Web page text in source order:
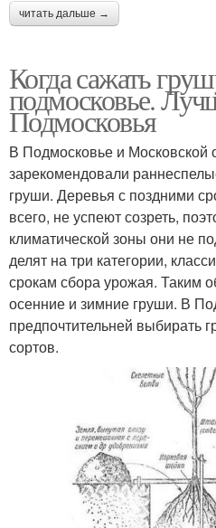
читать дальше →
Когда сажать
подмосковье.
Подмосковья
В Подмосковье и Московской
зарекомендовали
груши. Деревья с поздними
всего, не успеют созреть,
климатической зоны они не
делят на три категории,
срокам сбора урожая. Таким
осенние и зимние груши. В
предпочтительней выбирать
сортов.